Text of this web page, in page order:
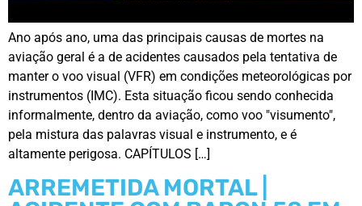
Ano após ano, uma das principais causas de mortes na
aviação geral é a de acidentes causados pela tentativa de
manter o voo visual (VFR) em condições meteorológicas por
instrumentos (IMC). Esta situação ficou sendo conhecida
informalmente, dentro da aviação, como voo "visumento",
pela mistura das palavras visual e instrumento, e é
altamente perigosa. CAPÍTULOS […]
ARREMETIDA MORTAL |